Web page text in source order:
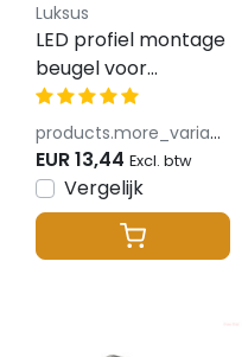
Luksus
LED profiel montage
beugel voor
horizontale
XL306WIT
verbindingsstuk
hoek - inclusief
schroeven
products.more_variants_available
EUR 13,44 Excl. btw
Vergelijk